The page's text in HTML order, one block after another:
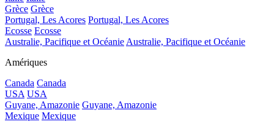
Grèce Grèce
Portugal, Les Acores Portugal, Les Acores
Ecosse Ecosse
Australie, Pacifique et Océanie Australie, Pacifique et Océanie
Amériques
Canada Canada
USA USA
Guyane, Amazonie Guyane, Amazonie
Mexique Mexique